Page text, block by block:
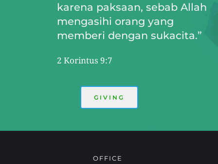
karena paksaan, sebab Allah
mengasihi orang yang
memberi dengan sukacita.”
2 Korintus 9:7
GIVING
OFFICE